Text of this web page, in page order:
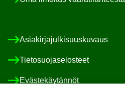
Asia­kir­ja­jul­ki­suus­ku­vaus
Tie­to­suo­ja­se­los­teet
Eväs­te­käy­tän­nöt